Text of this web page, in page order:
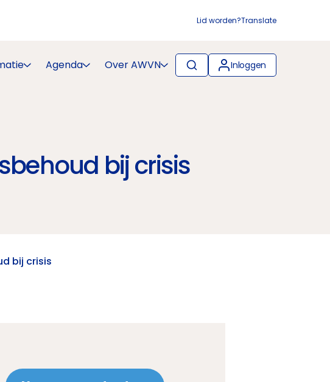
Lid worden?Translate
Agenda Over AWVN Inloggen
bij crisis
bij crisis